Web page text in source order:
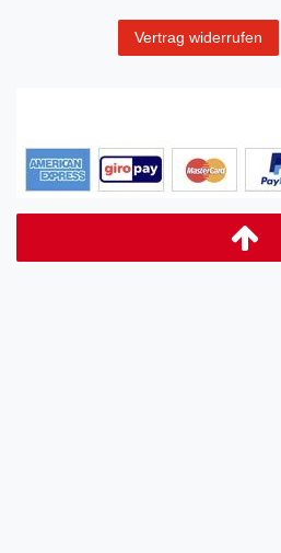
Vertrag widerrufen